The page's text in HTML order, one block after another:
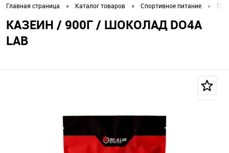
Главная страница • Каталог товаров • Спортивное питание •
КАЗЕИН / 900Г / ШОКОЛАД DO4A
LAB